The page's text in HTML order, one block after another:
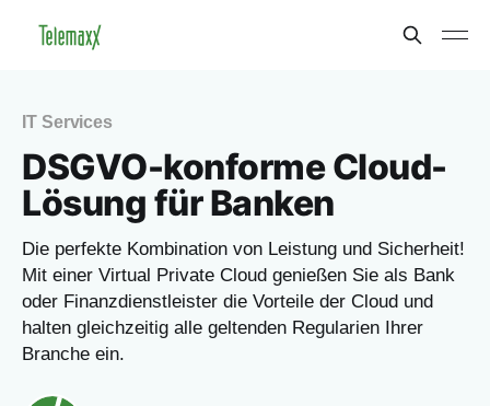
IT Services
DSGVO-konforme Cloud-
Lösung für Banken
Die perfekte Kombination von Leistung und Sicherheit!
Mit einer Virtual Private Cloud genießen Sie als Bank
oder Finanzdienstleister die Vorteile der Cloud und
halten gleichzeitig alle geltenden Regularien Ihrer
Branche ein.